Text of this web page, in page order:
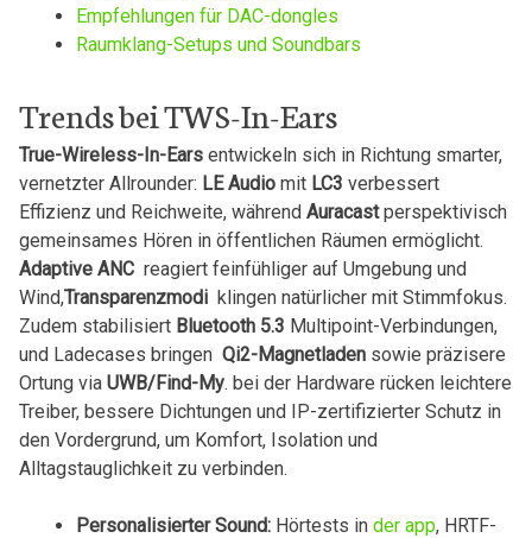
Empfehlungen für⁣ DAC-dongles
Raumklang-Setups und ‍Soundbars
Trends bei TWS-In-Ears
True-Wireless-In-Ears⁢entwickeln ​sich in ⁤Richtung​ smarter,
vernetzter ⁢Allrounder:⁢ LE Audiomit LC3 verbessert
Effizienz und Reichweite,⁤ während Auracast‍perspektivisch ​
gemeinsames Hören‍ in öffentlichen Räumen ermöglicht.
Adaptive⁢ ANC‌ reagiert ‌feinfühliger ⁤auf Umgebung und
Wind,Transparenzmodi⁢ klingen natürlicher mit ​Stimmfokus.
⁢Zudem⁣ stabilisiert‌ Bluetooth 5.3 ‌Multipoint-Verbindungen,
und Ladecases bringen ‍ Qi2-Magnetladensowie präzisere
Ortung via UWB/Find-My. ⁤bei der Hardware⁣ rücken leichtere⁤
Treiber, bessere​ Dichtungen‌ und IP-zertifizierter Schutz‌ in
den Vordergrund, um Komfort, Isolation‌ und
Alltagstauglichkeit zu ​verbinden.
Personalisierter ⁢Sound:Hörtests in‌ der app,‌ HRTF-